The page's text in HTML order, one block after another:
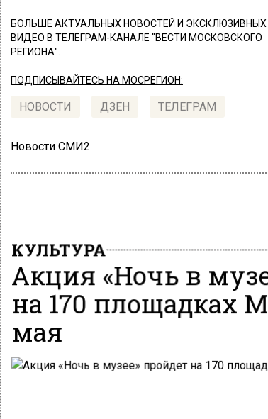
БОЛЬШЕ АКТУАЛЬНЫХ НОВОСТЕЙ И ЭКСКЛЮЗИВНЫХ
ВИДЕО В ТЕЛЕГРАМ-КАНАЛЕ "ВЕСТИ МОСКОВСКОГО
РЕГИОНА".
ПОДПИСЫВАЙТЕСЬ НА МОСРЕГИОН:
НОВОСТИ ДЗЕН ТЕЛЕГРАМ
Новости СМИ2
КУЛЬТУРА
Акция «Ночь в
на 170 площадках
мая